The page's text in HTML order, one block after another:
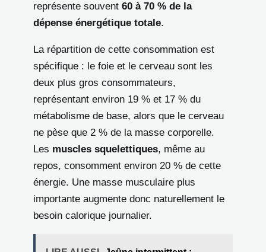
représente souvent 60 à 70 % de la
dépense énergétique totale.
La répartition de cette consommation est
spécifique : le foie et le cerveau sont les
deux plus gros consommateurs,
représentant environ 19 % et 17 % du
métabolisme de base, alors que le cerveau
ne pèse que 2 % de la masse corporelle.
Les muscles squelettiques, même au
repos, consomment environ 20 % de cette
énergie. Une masse musculaire plus
importante augmente donc naturellement le
besoin calorique journalier.